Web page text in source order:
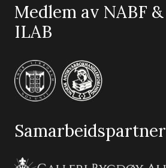
Medlem av NABF &
ILAB
Samarbeidspartner